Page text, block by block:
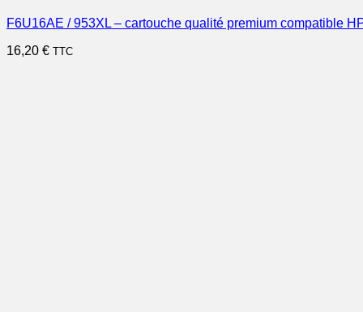
F6U16AE / 953XL – cartouche qualité premium compatible
16,20 € TTC